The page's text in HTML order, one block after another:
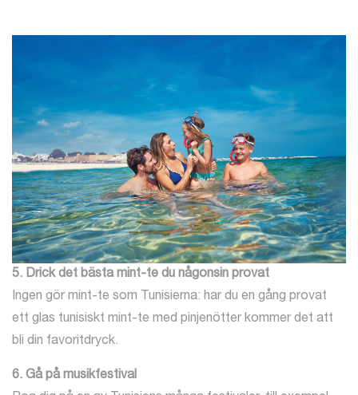
5. Drick det bästa mint-te du någonsin provat
Ingen gör mint-te som Tunisierna: har du en gång provat
ett glas tunisiskt mint-te med pinjenötter kommer det att
bli din favoritdryck.
6. Gå på musikfestival